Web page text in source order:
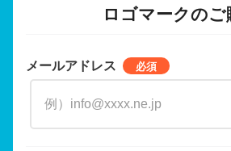
ロゴマークのご
メールアドレス